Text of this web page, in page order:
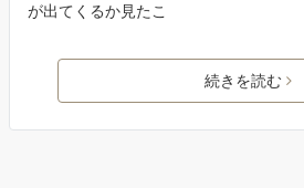
が出てくるか見たこ
続きを読む